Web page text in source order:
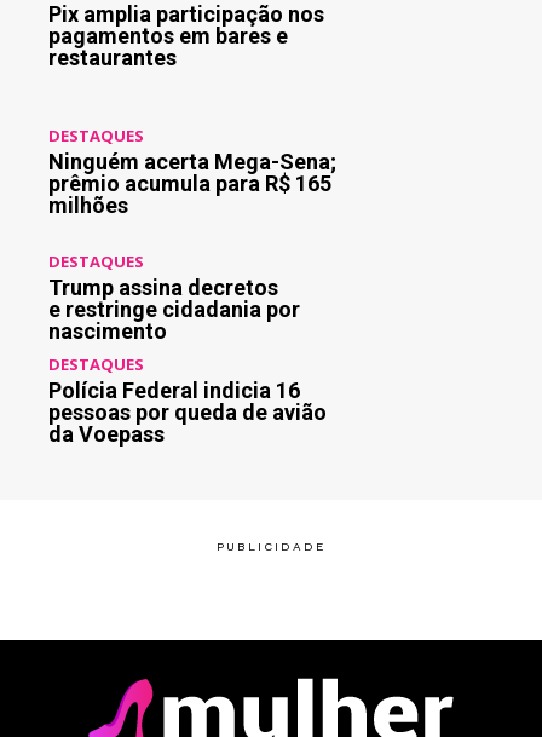
Pix amplia participação nos
pagamentos em bares e
restaurantes
DESTAQUES
Ninguém acerta Mega-Sena;
prêmio acumula para R$ 165
milhões
DESTAQUES
Trump assina decretos
e restringe cidadania por
nascimento
DESTAQUES
Polícia Federal indicia 16
pessoas por queda de avião
da Voepass